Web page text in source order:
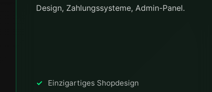
Design, Zahlungssysteme, Admin-Panel.
Einzigartiges Shopdesign